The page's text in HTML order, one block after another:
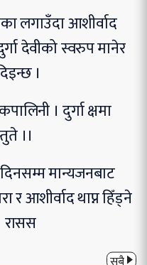
लगाउँदा आशीर्वाद
देवीको स्वरुप मानेर
।
। दुर्गा क्षमा
।।
मान्यजनबाट
र आशीर्वाद थाप्न हिँड्ने
रासस